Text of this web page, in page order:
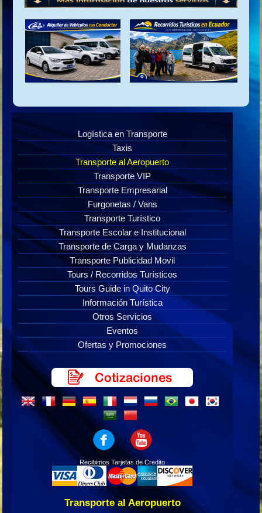
Logística en Transporte
Taxis
Transporte al Aeropuerto
Transporte VIP
Transporte Empresarial
Furgonetas / Vans
Transporte Turístico
Transporte Escolar e Institucional
Transporte de Carga y Mudanzas
Transporte Publicidad Movil
Tours / Recorridos Turísticos
Tours Guide in Quito City
Información Turística
Otros Servicios
Eventos
Ofertas y Promociones
Recibimos Tarjetas de Credito
Transporte al Aeropuerto